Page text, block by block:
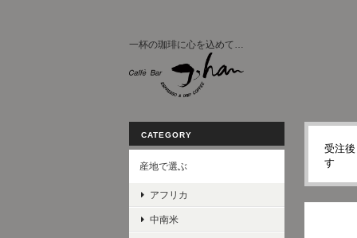
一杯の珈琲に心を込めて…
受注
す
CATEGORY
産地で選ぶ
アフリカ
中南米